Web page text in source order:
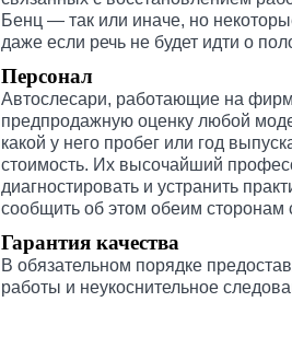
Бенц — так или иначе, но
даже если речь не будет идти о
Персонал
Автослесари, работающие на
предпродажную оценку любой
какой у него пробег или год
стоимость. Их высочайший
диагностировать и устранить
сообщить об этом обеим сторонам
Гарантия качества
В обязательном порядке
работы и неукоснительное